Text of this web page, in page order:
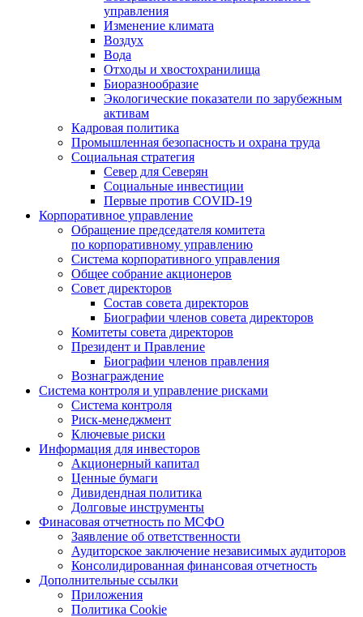
управления
Изменение климата
Воздух
Вода
Отходы и хвостохранилища
Биоразнообразие
Экологические показатели по зарубежным
активам
Кадровая политика
Промышленная безопасность и охрана труда
Социальная стратегия
Север для Северян
Социальные инвестиции
Первые против COVID‑19
Корпоративное управление
Обращение председателя комитета
по корпоративному управлению
Система корпоративного управления
Общее собрание акционеров
Совет директоров
Состав совета директоров
Биографии членов совета директоров
Комитеты совета директоров
Президент и Правление
Биографии членов правления
Вознаграждение
Система контроля и управление рисками
Система контроля
Риск-менеджмент
Ключевые риски
Информация для инвесторов
Акционерный капитал
Ценные бумаги
Дивидендная политика
Долговые инструменты
Финасовая отчетность по МСФО
Заявление об ответственности
Аудиторское заключение независимых аудиторов
Консолидированная финансовая отчетность
Дополнительные ссылки
Приложения
Политика Cookie